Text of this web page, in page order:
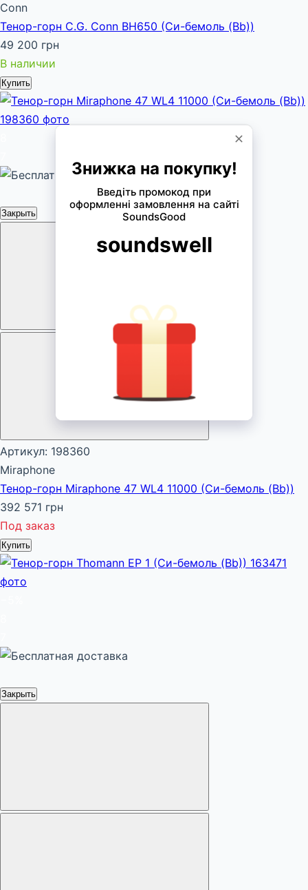
Conn
Тенор-горн C.G. Conn BH650 (Си-бемоль (Bb))
49 200 грн
В наличии
Купить
Закрыть
Артикул: 198360
Mira­phone
Тенор-горн Miraphone 47 WL4 11000 (Си-бемоль (Bb))
392 571 грн
Под заказ
Купить
Закрыть